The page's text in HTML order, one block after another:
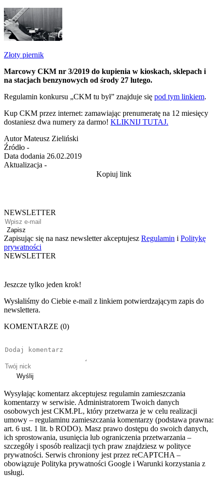
Złoty piernik
Marcowy CKM nr 3/2019 do kupienia w kioskach, sklepach i
na stacjach benzynowych od środy 27 lutego.
Regulamin konkursu „CKM tu był” znajduje się pod tym linkiem.
Kup CKM przez internet: zamawiając prenumeratę na 12 miesięcy
dostaniesz dwa numery za darmo! KLIKNIJ TUTAJ.
Autor Mateusz Zieliński
Źródło -
Data dodania 26.02.2019
Aktualizacja -
Kopiuj link
NEWSLETTER
Zapisz
Zapisując się na nasz newsletter akceptujesz Regulamin i Politykę
prywatności
NEWSLETTER
Jeszcze tylko jeden krok!
Wysłaliśmy do Ciebie e-mail z linkiem potwierdzającym zapis do
newslettera.
KOMENTARZE (0)
Wyślij
Wysyłając komentarz akceptujesz regulamin zamieszczania
komentarzy w serwisie. Administratorem Twoich danych
osobowych jest CKM.PL, który przetwarza je w celu realizacji
umowy – regulaminu zamieszczania komentarzy (podstawa prawna:
art. 6 ust. 1 lit. b RODO). Masz prawo dostępu do swoich danych,
ich sprostowania, usunięcia lub ograniczenia przetwarzania –
szczegóły i sposób realizacji tych praw znajdziesz w polityce
prywatności. Serwis chroniony jest przez reCAPTCHA –
obowiązuje Polityka prywatności Google i Warunki korzystania z
usługi.